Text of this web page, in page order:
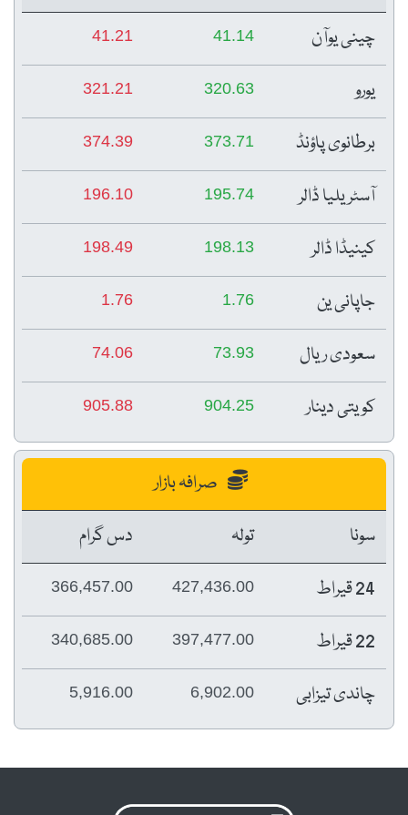
چینی یوآن
41.14
41.21
یورو 320.63
321.21
برطانوی پاؤنڈ 373.71
374.39
آسٹریلیا ڈالر 195.74
196.10
کینیڈا ڈالر 198.13
198.49
جاپانی ین 1.76
1.76
سعودی ریال 73.93
74.06
کویتی دینار 904.25
905.88
صرافہ بازار
سونا
تولہ
دس گرام
24 قیراط
427,436.00
366,457.00
22 قیراط 397,477.00
340,685.00
چاندی تیزابی 6,902.00
5,916.00